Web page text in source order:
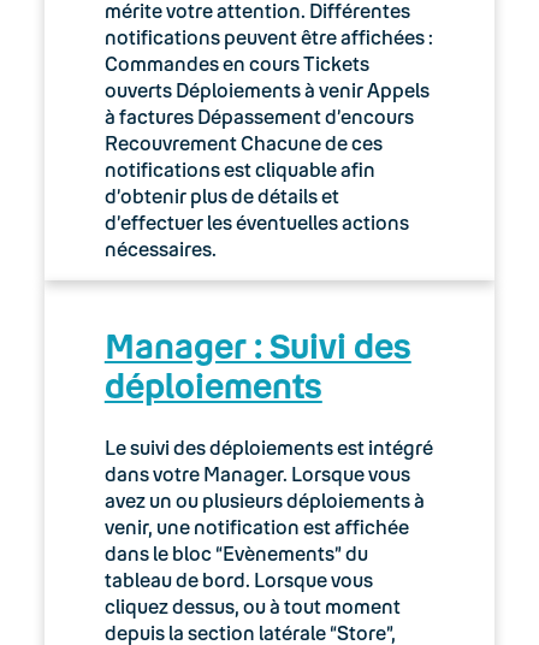
mérite votre attention. Différentes
notifications peuvent être affichées :
Commandes en cours Tickets
ouverts Déploiements à venir Appels
à factures Dépassement d’encours
Recouvrement Chacune de ces
notifications est cliquable afin
d’obtenir plus de détails et
d’effectuer les éventuelles actions
nécessaires.
Manager : Suivi des
déploiements
Le suivi des déploiements est intégré
dans votre Manager. Lorsque vous
avez un ou plusieurs déploiements à
venir, une notification est affichée
dans le bloc “Evènements” du
tableau de bord. Lorsque vous
cliquez dessus, ou à tout moment
depuis la section latérale “Store”,